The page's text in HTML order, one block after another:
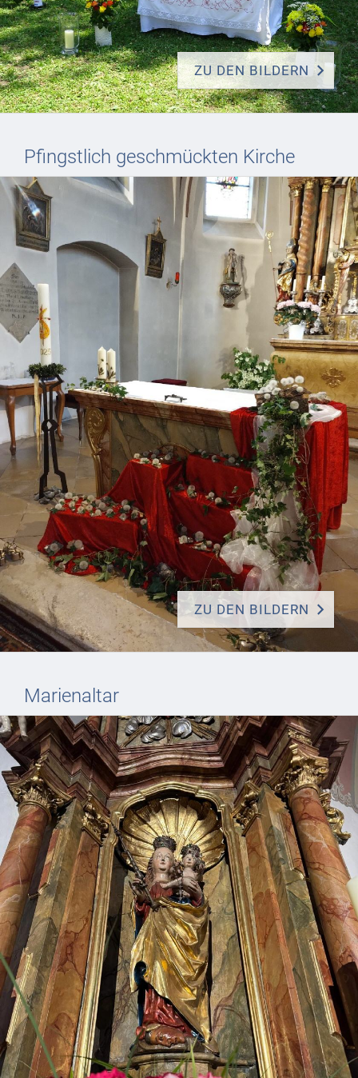
ZU DEN BILDERN
Pfingstlich geschmückten Kirche
ZU DEN BILDERN
Marienaltar